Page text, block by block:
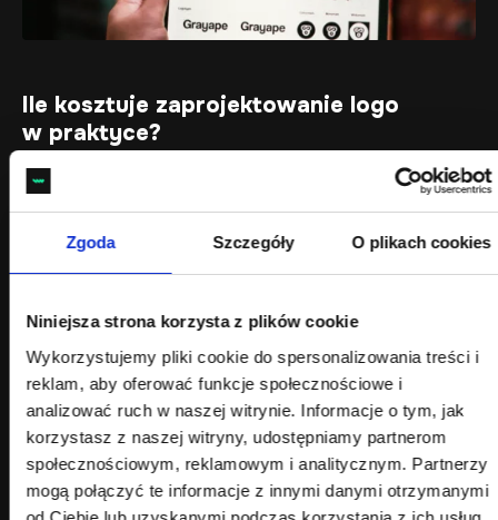
Zgoda Szczegóły O plikach cookies
Niniejsza strona korzysta z plików cookie
Wykorzystujemy pliki cookie do spersonalizowania treści i
reklam, aby oferować funkcje społecznościowe i
analizować ruch w naszej witrynie. Informacje o tym, jak
korzystasz z naszej witryny, udostępniamy partnerom
społecznościowym, reklamowym i analitycznym. Partnerzy
mogą połączyć te informacje z innymi danymi otrzymanymi
Ile kosztuje zaprojektowanie logo
w praktyce?
Pytania typu ile kosztuje logo, ile kosztuje zaprojektowanie
zależy od:
skali działalności,
planów rozwoju marki.
Dlatego projektowanie logo cennik powinno być punktem
wyjścia do rozmowy, a nie jedynym kryterium wyboru
wykonawcy.
Tanie logo vs profesjonalne logo –